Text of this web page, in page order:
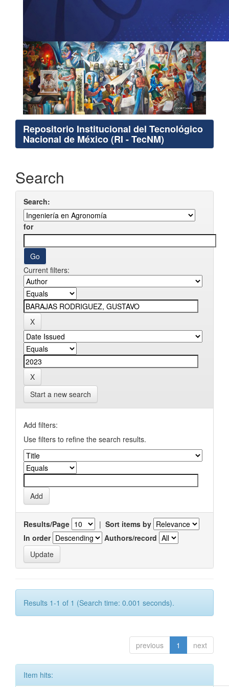
Repositorio Institucional del Tecnológico
Nacional de México (RI - TecNM)
Search
Search:
for
Current filters:
Start a new search
Add filters:
Use filters to refine the search results.
Results/Page | Sort items by
In order
Authors/record
Results 1-1 of 1 (Search time: 0.001 seconds).
previous 1 next
Item hits: